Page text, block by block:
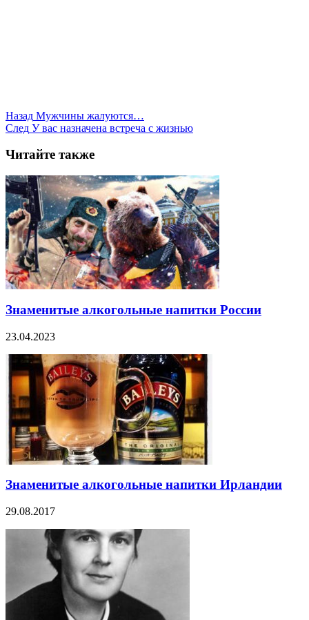
Назад Мужчины жалуются…
След У вас назначена встреча с жизнью
Читайте также
Знаменитые алкогольные напитки России
23.04.2023
Знаменитые алкогольные напитки Ирландии
29.08.2017